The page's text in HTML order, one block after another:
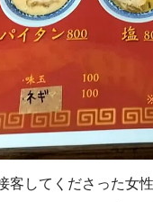
客してくださった女